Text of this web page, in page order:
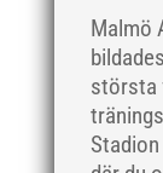
Malmö
största
oktober 2018
september
augusti 2018
juli 2018